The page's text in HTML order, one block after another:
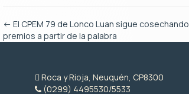
← El CPEM 79 de Lonco Luan sigue cosechando
premios a partir de la palabra
Roca y Rioja, Neuquén, CP8300
(0299) 4495530/5533